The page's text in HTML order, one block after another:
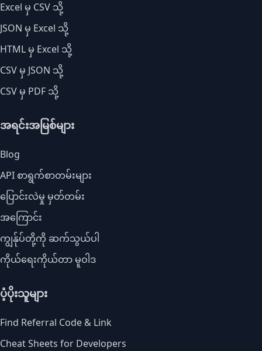
Excel မှ CSV သို့
JSON မှ Excel သို့
HTML မှ Excel သို့
CSV မှ JSON သို့
CSV မှ PDF သို့
အရင်းအမြစ်များ
Blog
API စာရွက်စာတမ်းများ
ပြောင်းလဲမှု မှတ်တမ်း
အကြောင်း
ကျွန်ုပ်တို့ကို ဆက်သွယ်ပါ
ကိုယ်ရေးကိုယ်တာ မူဝါဒ
ပံ့ပိုးသူများ
Find Referral Code & Link
Cheat Sheets for Developers